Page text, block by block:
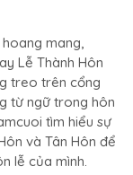
mang,
Lễ Thành Hôn
treo trên cổng
từ ngữ trong hôn
tìm hiểu sự
và Tân Hôn để
lễ của mình.